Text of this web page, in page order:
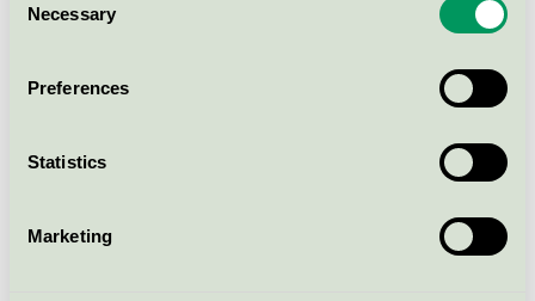
Selection
Necessary
Preferences
Statistics
Marketing
För frågor och funderingar